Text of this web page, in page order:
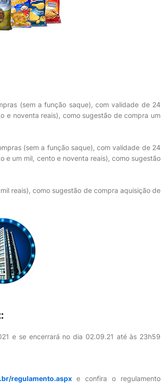
(sem a função saque), com validade de 24
e noventa reais), como sugestão de compra um
(sem a função saque), com validade de 24
e um mil, cento e noventa reais), como sugestão
reais), como sugestão de compra aquisição de
e se encerrará no dia 02.09.21 até às 23h59
regulamento.aspxe confira o regulamento